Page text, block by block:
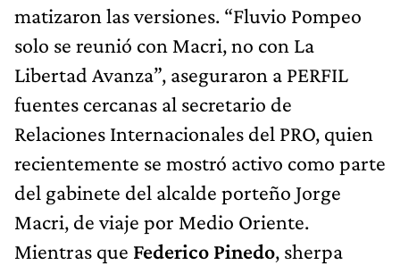
matizaron las versiones. “Fluvio Pompeo
solo se reunió con Macri, no con La
Libertad Avanza”, aseguraron a PERFIL
fuentes cercanas al secretario de
Relaciones Internacionales del PRO, quien
recientemente se mostró activo como parte
del gabinete del alcalde porteño Jorge
Macri, de viaje por Medio Oriente.
Mientras que Federico Pinedo, sherpa